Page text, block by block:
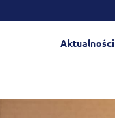
Aktualności